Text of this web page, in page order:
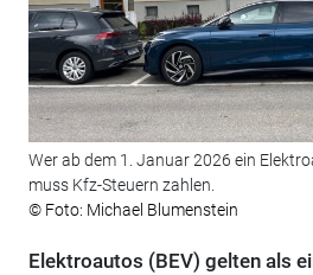
Wer ab dem 1. Januar 2026 ein
muss Kfz-Steuern zahlen.
© Foto: Michael Blumenstein
Elektroautos (BEV) gelten als